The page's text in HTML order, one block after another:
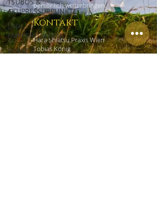
AKUPRESSURPUNKTE
LINK-
EMPFEHLUNGEN
KURSE &
persönlich weiterbringen.
Kontakt
Hara Shiatsu Praxis Wien
Tobias König